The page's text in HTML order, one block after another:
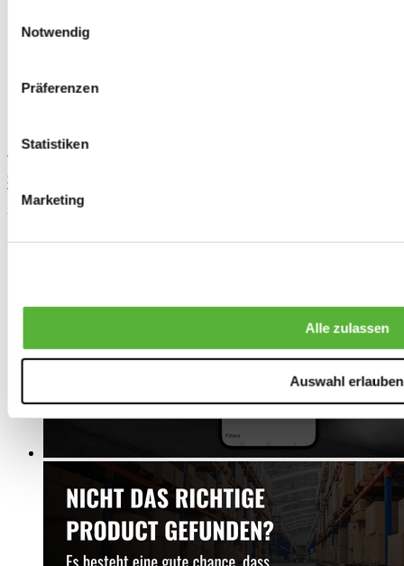
Notwendig
Präferenzen
Statistiken
Marketing
Alle zulassen
Auswahl erlauben
TIPP
Cometic MLS Kopfdichtung (K20C motor FK2/FK8/FL5)
Teilenummer: CM-WC1402X-028
Ab